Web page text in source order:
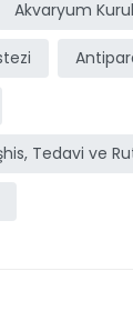
Akvaryum
Tedavi ve